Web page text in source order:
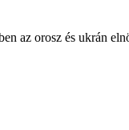
az orosz és ukrán